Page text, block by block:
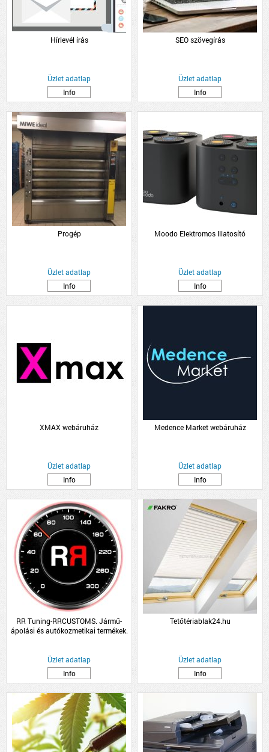
Hírlevél írás
Üzlet adatlap
Info
SEO szövegírás
Üzlet adatlap
Info
Progép
Üzlet adatlap
Info
Moodo Elektromos Illatosító
Üzlet adatlap
Info
XMAX webáruház
Üzlet adatlap
Info
Medence Market webáruház
Üzlet adatlap
Info
RR Tuning-RRCUSTOMS. Jármű-
ápolási és autókozmetikai termékek.
Üzlet adatlap
Info
Tetőtériablak24.hu
Üzlet adatlap
Info